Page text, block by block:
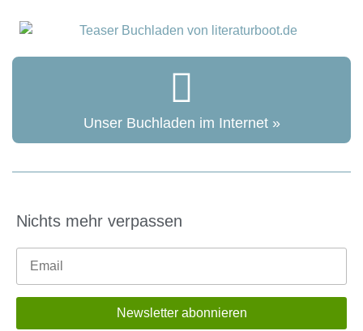
Unser Buchladen im Internet »
Nichts mehr verpassen